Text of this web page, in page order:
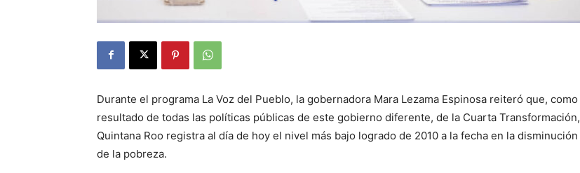
Durante el programa La Voz del Pueblo, la gobernadora Mara Lezama Espinosa reiteró que, como
resultado de todas las políticas públicas de este gobierno diferente, de la Cuarta Transformación,
Quintana Roo registra al día de hoy el nivel más bajo logrado de 2010 a la fecha en la disminución
de la pobreza.